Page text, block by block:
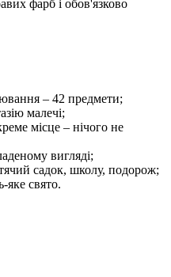
фарб і обов'язково
– 42 предмети;
малечі;
місце – нічого не
вигляді;
садок, школу, подорож;
яке свято.